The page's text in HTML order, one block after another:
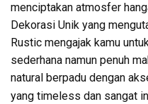
menciptakan atmosfer
Dekorasi Unik yang
Rustic mengajak kamu
sederhana namun penuh
natural berpadu dengan
yang timeless dan sangat